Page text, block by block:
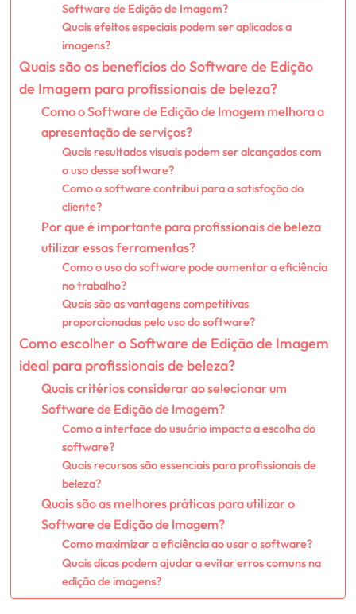
Software de Edição de Imagem?
Quais efeitos especiais podem ser aplicados a
imagens?
Quais são os benefícios do Software de Edição
de Imagem para profissionais de beleza?
Como o Software de Edição de Imagem melhora a
apresentação de serviços?
Quais resultados visuais podem ser alcançados com
o uso desse software?
Como o software contribui para a satisfação do
cliente?
Por que é importante para profissionais de beleza
utilizar essas ferramentas?
Como o uso do software pode aumentar a eficiência
no trabalho?
Quais são as vantagens competitivas
proporcionadas pelo uso do software?
Como escolher o Software de Edição de Imagem
ideal para profissionais de beleza?
Quais critérios considerar ao selecionar um
Software de Edição de Imagem?
Como a interface do usuário impacta a escolha do
software?
Quais recursos são essenciais para profissionais de
beleza?
Quais são as melhores práticas para utilizar o
Software de Edição de Imagem?
Como maximizar a eficiência ao usar o software?
Quais dicas podem ajudar a evitar erros comuns na
edição de imagens?